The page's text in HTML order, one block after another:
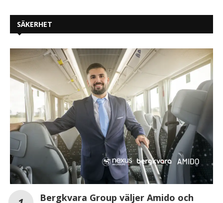
SÄKERHET
Bergkvara Group väljer Amido och